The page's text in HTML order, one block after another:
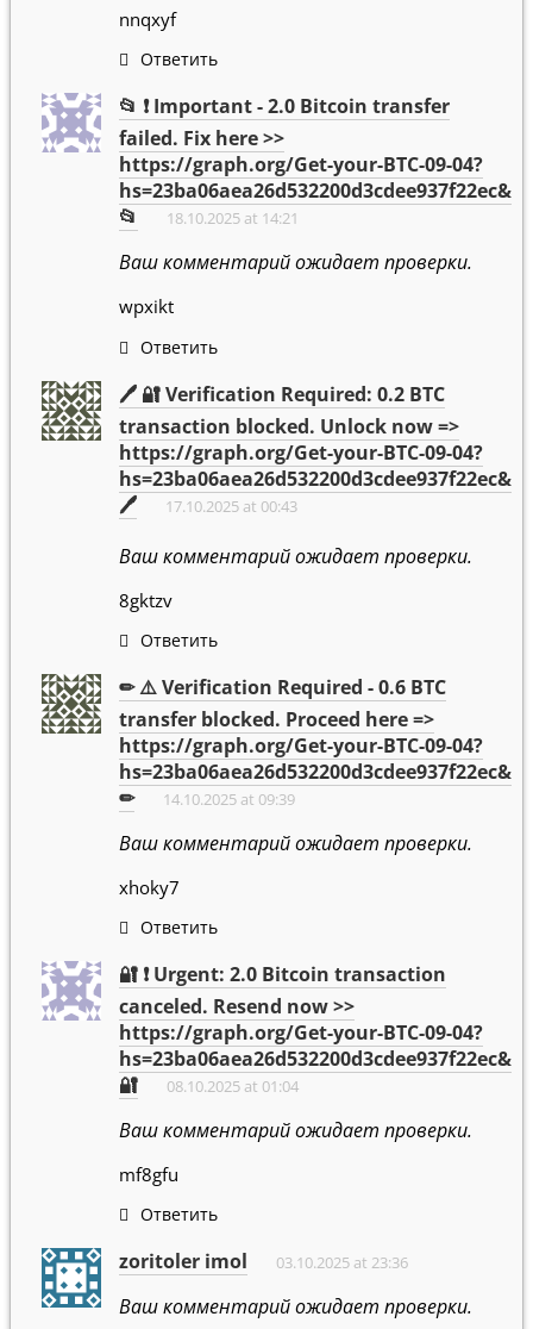
nnqxyf
Ответить
📂 ❗ Important - 2.0 Bitcoin transfer
failed. Fix here >>
https://graph.org/Get-your-BTC-09-04?
hs=23ba06aea26d532200d3cdee937f22ec&
📂
18.10.2025 at 14:21
Ваш комментарий ожидает проверки.
wpxikt
Ответить
🖊 🔐 Verification Required: 0.2 BTC
transaction blocked. Unlock now =>
https://graph.org/Get-your-BTC-09-04?
hs=23ba06aea26d532200d3cdee937f22ec&
🖊
17.10.2025 at 00:43
Ваш комментарий ожидает проверки.
8gktzv
Ответить
✏ ⚠️ Verification Required - 0.6 BTC
transfer blocked. Proceed here =>
https://graph.org/Get-your-BTC-09-04?
hs=23ba06aea26d532200d3cdee937f22ec&
✏
14.10.2025 at 09:39
Ваш комментарий ожидает проверки.
xhoky7
Ответить
🔐 ❗ Urgent: 2.0 Bitcoin transaction
canceled. Resend now >>
https://graph.org/Get-your-BTC-09-04?
hs=23ba06aea26d532200d3cdee937f22ec&
🔐
08.10.2025 at 01:04
Ваш комментарий ожидает проверки.
mf8gfu
Ответить
zoritoler imol 03.10.2025 at 23:36
Ваш комментарий ожидает проверки.